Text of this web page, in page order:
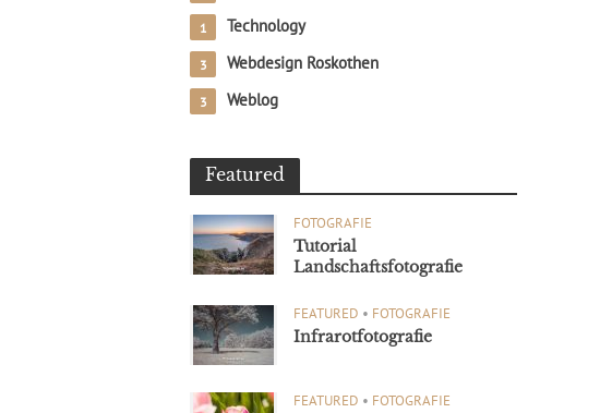
Technology
1
Webdesign Roskothen
3
Weblog
3
Featured
FOTOGRAFIE
Tutorial
Landschaftsfotografie
FEATURED • FOTOGRAFIE
Infrarotfotografie
FEATURED • FOTOGRAFIE